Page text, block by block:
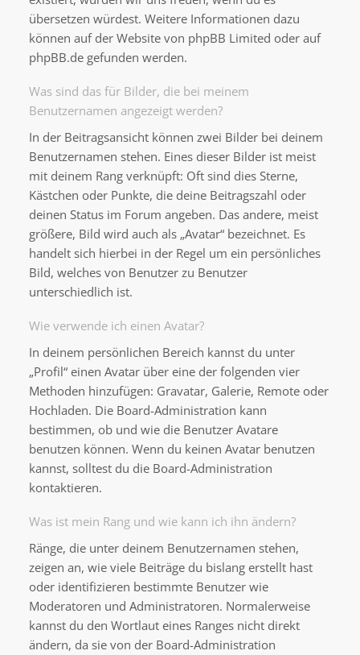
übersetzen würdest. Weitere Informationen dazu
können auf der Website von phpBB Limited oder auf
phpBB.de gefunden werden.
Was sind das für Bilder, die bei meinem
Benutzernamen angezeigt werden?
In der Beitragsansicht können zwei Bilder bei deinem
Benutzernamen stehen. Eines dieser Bilder ist meist
mit deinem Rang verknüpft: Oft sind dies Sterne,
Kästchen oder Punkte, die deine Beitragszahl oder
deinen Status im Forum angeben. Das andere, meist
größere, Bild wird auch als „Avatar“ bezeichnet. Es
handelt sich hierbei in der Regel um ein persönliches
Bild, welches von Benutzer zu Benutzer
unterschiedlich ist.
Wie verwende ich einen Avatar?
In deinem persönlichen Bereich kannst du unter
„Profil“ einen Avatar über eine der folgenden vier
Methoden hinzufügen: Gravatar, Galerie, Remote oder
Hochladen. Die Board-Administration kann
bestimmen, ob und wie die Benutzer Avatare
benutzen können. Wenn du keinen Avatar benutzen
kannst, solltest du die Board-Administration
kontaktieren.
Was ist mein Rang und wie kann ich ihn ändern?
Ränge, die unter deinem Benutzernamen stehen,
zeigen an, wie viele Beiträge du bislang erstellt hast
oder identifizieren bestimmte Benutzer wie
Moderatoren und Administratoren. Normalerweise
kannst du den Wortlaut eines Ranges nicht direkt
ändern, da sie von der Board-Administration